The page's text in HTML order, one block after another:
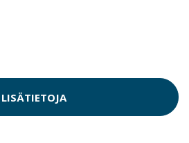
LISÄTIETOJA